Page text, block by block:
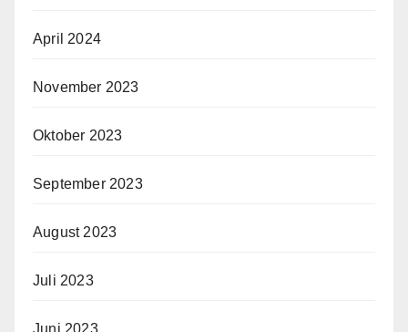
April 2024
November 2023
Oktober 2023
September 2023
August 2023
Juli 2023
Juni 2023